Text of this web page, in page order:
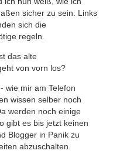
sicher zu sein. Links
sich die
regeln.
das alte
von vorn los?
wie mir am Telefon
wissen selber noch
werden noch einige
gibt es bis jetzt keinen
Blogger in Panik zu
abzuschalten.